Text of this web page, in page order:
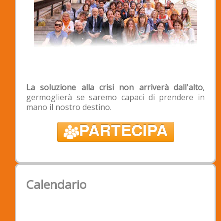
Intestazione: Associazione Padova2020
Banca: Banca Popolare Etica - Filiale di
La soluzione alla crisi non arriverà dall'alto,
germoglierà se saremo capaci di prendere in
mano il nostro destino.
PARTECIPA
Calendario